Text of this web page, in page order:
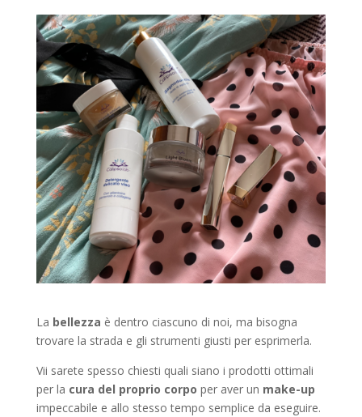
La bellezza è dentro ciascuno di noi, ma bisogna
trovare la strada e gli strumenti giusti per esprimerla.
Vii sarete spesso chiesti quali siano i prodotti ottimali
per la cura del proprio corpo per aver un make-up
impeccabile e allo stesso tempo semplice da eseguire.